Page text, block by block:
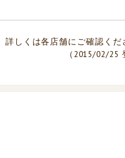
しくは各店舗にご確認くだ
（2015/02/25